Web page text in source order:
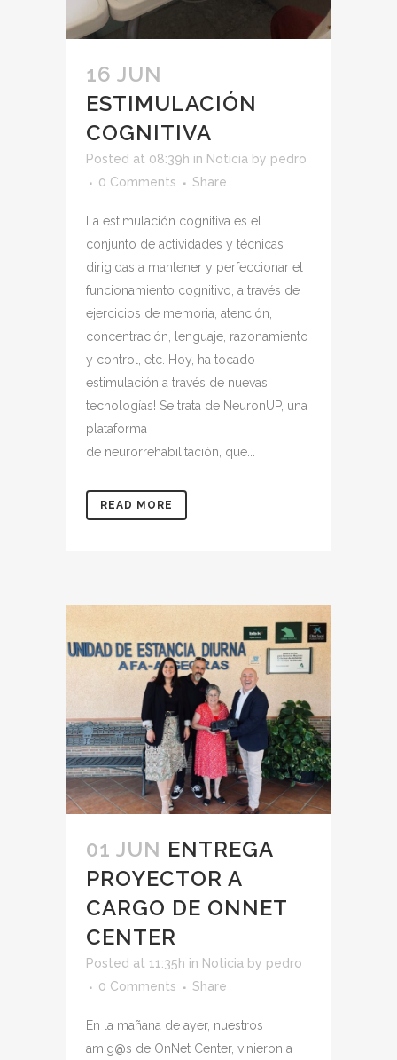
16 JUN
ESTIMULACIÓN
COGNITIVA
Posted at 08:39h in Noticia by pedro
0 Comments
Share
La estimulación cognitiva es el
conjunto de actividades y técnicas
dirigidas a mantener y perfeccionar el
funcionamiento cognitivo, a través de
ejercicios de memoria, atención,
concentración, lenguaje, razonamiento
y control, etc. Hoy, ha tocado
estimulación a través de nuevas
tecnologías! Se trata de NeuronUP, una
plataforma
de neurorrehabilitación, que...
READ MORE
01 JUN ENTREGA
PROYECTOR A
CARGO DE ONNET
CENTER
Posted at 11:35h in Noticia by pedro
0 Comments
Share
En la mañana de ayer, nuestros
amig@s de OnNet Center, vinieron a